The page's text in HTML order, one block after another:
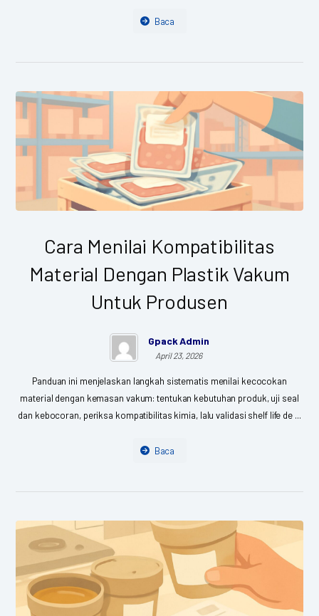
Baca
Cara Menilai Kompatibilitas
Material Dengan Plastik Vakum
Untuk Produsen
Gpack Admin
April 23, 2026
Panduan ini menjelaskan langkah sistematis menilai kecocokan
material dengan kemasan vakum: tentukan kebutuhan produk, uji seal
dan kebocoran, periksa kompatibilitas kimia, lalu validasi shelf life de ...
Baca